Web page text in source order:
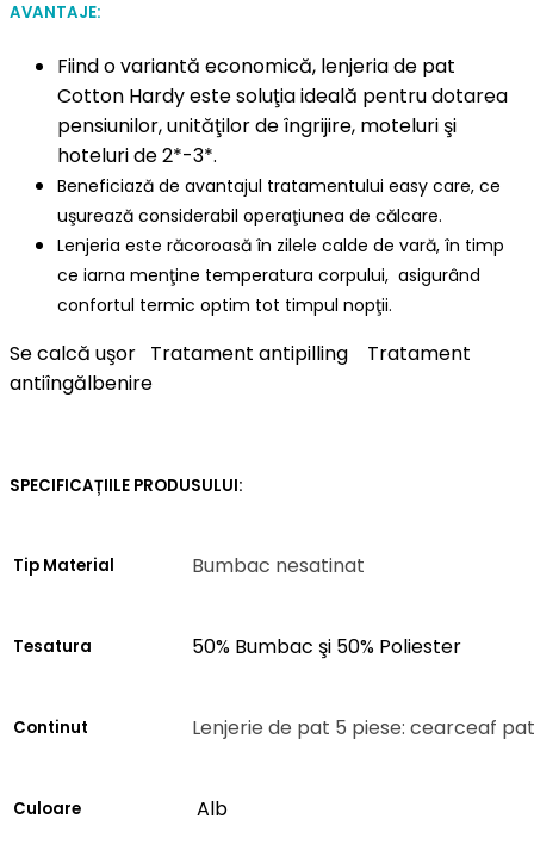
AVANTAJE:
Fiind o variantă economică, lenjeria de pat
Cotton Hardy este soluţia ideală pentru dotarea
pensiunilor, unităţilor de îngrijire, moteluri şi
hoteluri de 2*-3*.
Beneficiază de avantajul tratamentului easy care, ce
uşurează considerabil operaţiunea de călcare.
Lenjeria este răcoroasă în zilele calde de vară, în timp
ce iarna menţine temperatura corpului, asigurând
confortul termic optim tot timpul nopţii.
Se calcă uşor Tratament antipilling
Tratament
antiîngălbenire
SPECIFICAȚIILE PRODUSULUI:
Tip Material Bumbac nesatinat
Tesatura 50% Bumbac şi 50% Poliester
Continut Lenjerie de pat 5 piese: cearceaf
Culoare Alb